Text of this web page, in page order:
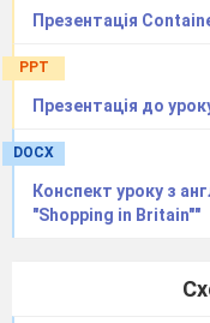
Презентація
PPT
Презентація до
DOCX
Конспект уроку з
"Shopping in Britain""